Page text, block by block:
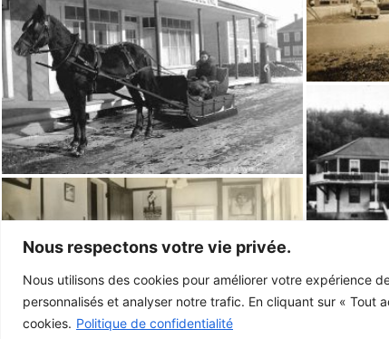
Nous respectons votre vie privée.
Nous utilisons des cookies pour améliorer votre expérience
personnalisés et analyser notre trafic. En cliquant sur « Tout
cookies. Politique de confidentialité